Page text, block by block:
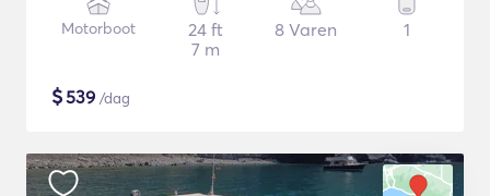
Motorboot
24 ft
7 m
8 Varen 1
$539 /dag